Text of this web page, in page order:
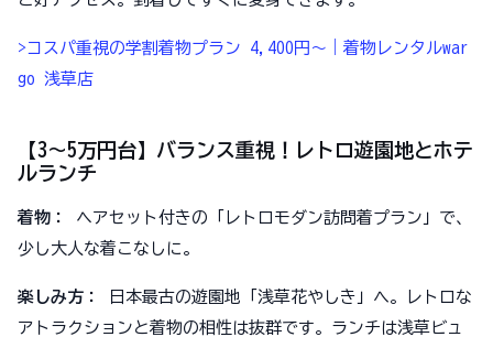
>コスパ重視の学割着物プラン 4,400円～｜着物レンタルwar
go 浅草店
【3〜5万円台】バランス重視！レトロ遊園地とホテ
ルランチ
着物：
ヘアセット付きの「レトロモダン訪問着プラン」で、
少し大人な着こなしに。
楽しみ方：
日本最古の遊園地「浅草花やしき」へ。レトロな
アトラクションと着物の相性は抜群です。ランチは浅草ビュ